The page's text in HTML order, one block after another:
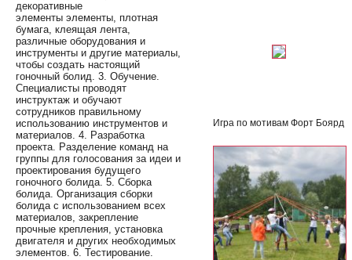
Игра по мотивам Форт Боярд
декоративные
элементы элементы, плотная
бумага, клеящая лента,
различные оборудования и
инструменты и другие материалы,
чтобы создать настоящий
гоночный болид. 3. Обучение.
Специалисты проводят
инструктаж и обучают
сотрудников правильному
использованию инструментов и
материалов. 4. Разработка
проекта. Разделение команд на
группы для голосования за идеи и
проектирования будущего
гоночного болида. 5. Сборка
болида. Организация сборки
болида с использованием всех
материалов, закрепление
прочные крепления, установка
двигателя и других необходимых
элементов. 6. Тестирование.